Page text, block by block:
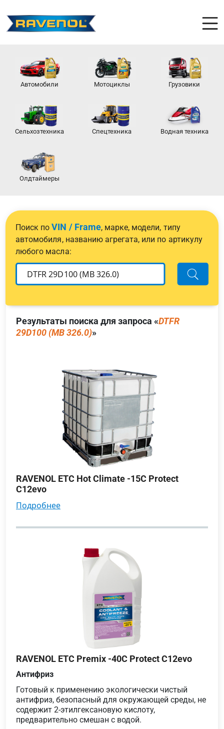
Автомобили Мотоциклы Грузовики
Сельхозтехника Спецтехника Водная техника
Олдтаймеры
Поиск поVIN / Frame, марке, модели, типу
автомобиля, названию агрегата, или по артикулу
любого масла:
Результаты поиска для запроса «DTFR
29D100 (MB 326.0)»
RAVENOL ETC Hot Climate -15C Protect
C12evo
подробнее
RAVENOL ETC Premix -40C Protect C12evo
Антифриз
Готовый к применению экологически чистый
антифриз, безопасный для окружающей среды, не
содержит 2-этилгексановую кислоту,
предварительно смешан с водой.